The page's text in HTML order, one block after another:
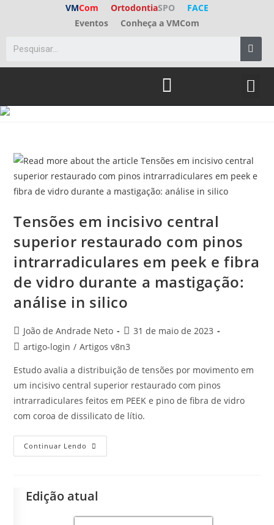
VMCom OrtodontiaSPO
FACE
Eventos
Conheça a VMCom
Tensões em incisivo central
superior restaurado com pinos
intrarradiculares em peek e fibra
de vidro durante a mastigação:
análise in silico
João de Andrade Neto
31 de maio de 2023
artigo-login / Artigos v8n3
Estudo avalia a distribuição de tensões por movimento em
um incisivo central superior restaurado com pinos
intrarradiculares feitos em PEEK e pino de fibra de vidro
com coroa de dissilicato de lítio.
Continuar Lendo
Edição atual